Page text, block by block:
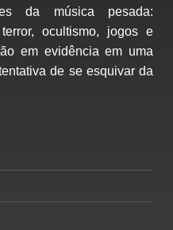
da música pesada:
ocultismo, jogos e
em evidência em uma
de se esquivar da